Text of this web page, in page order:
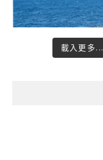
載入更多...